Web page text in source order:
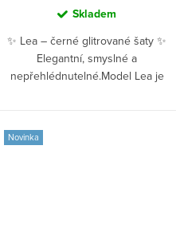
Skladem
✨ Lea – černé glitrované šaty ✨
Elegantní, smyslné a
nepřehlédnutelné.Model Lea je
Novinka